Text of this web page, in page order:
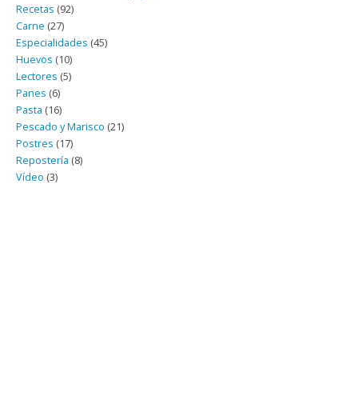
Recetas (92)
Carne (27)
Especialidades (45)
Huevos (10)
Lectores (5)
Panes (6)
Pasta (16)
Pescado y Marisco (21)
Postres (17)
Repostería (8)
Vídeo (3)